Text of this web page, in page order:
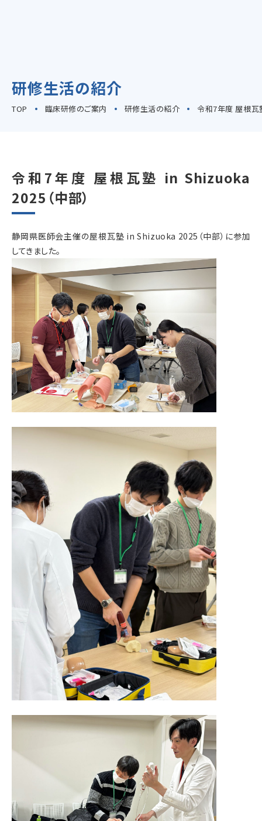
研修生活の紹介
TOP 臨床研修のご案内 研修生活の紹介 令和7年度 屋根瓦
臨床研修のご案内
当院で働く魅力
修学資金貸付制度
看護部の教育
スタッフインタビュー
入職をお考えの方へ
病院見学のご案内
募集要項
お知らせ
令和7年度 屋根瓦塾 in Shizuoka
2025（中部）
静岡県医師会主催の屋根瓦塾 in Shizuoka 2025（中部）に参加
してきました。